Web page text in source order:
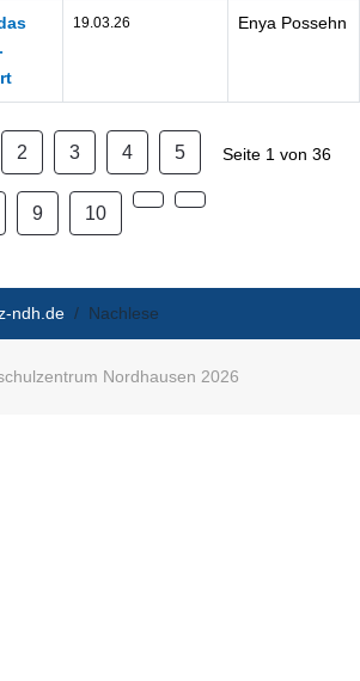
19.03.26 Enya Possehn
Seite 1 von 36
2 3 4 5
9 10
ndh.de Nachlese
Nordhausen 2026